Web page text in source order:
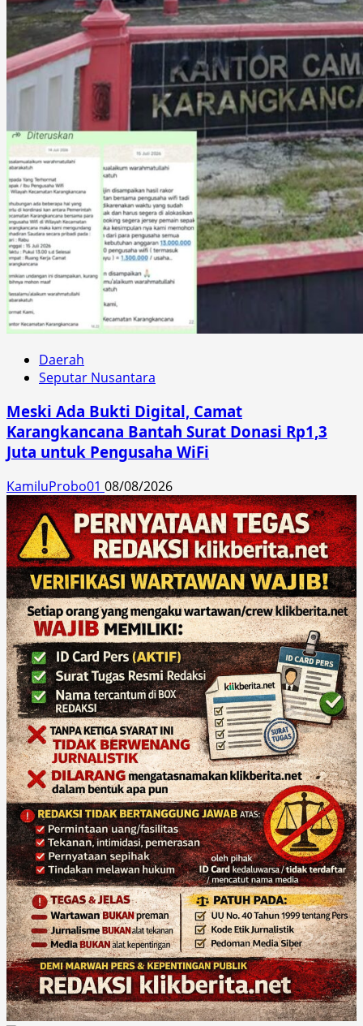
Daerah
Seputar Nusantara
Meski Ada Bukti Digital, Camat
Karangkancana Bantah Surat Donasi Rp1,3
Juta untuk Pengusaha WiFi
KamiluProbo01 08/08/2026